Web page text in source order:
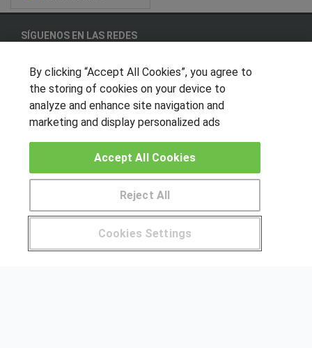
Pide más información al centro
¿Tienes alguna duda? 900 264 357
SÍGUENOS EN LAS REDES
OTROS GRUPOS DE INTERES
Muro de los idiomas
Locos por las becas
CENTROS DE FORMACIÓN
Publicar cursos
By clicking “Accept All Cookies”, you agree to
the storing of cookies on your device to
analyze and enhance site navigation and
marketing and display personalized ads
Cookies Settings
Reject All
Accept All Cookies